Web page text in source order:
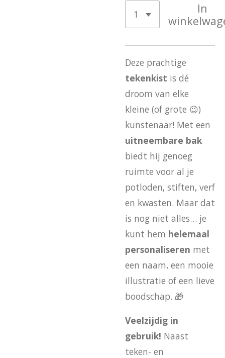
In
Deze prachtige
tekenkist is dé
droom van elke
kleine (of grote 😉)
kunstenaar! Met een
uitneembare bak
biedt hij genoeg
ruimte voor al je
potloden, stiften, verf
en kwasten. Maar dat
is nog niet alles… je
kunt hem helemaal
personaliseren met
een naam, een mooie
illustratie of een lieve
boodschap. 🎁
Veelzijdig in
gebruik! Naast
teken- en